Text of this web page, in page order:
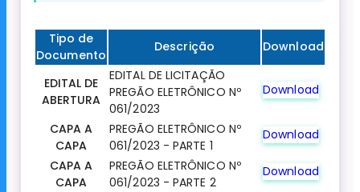
Tipo de
Documento
Descrição Download
EDITAL DE
ABERTURA
EDITAL DE LICITAÇÃO
PREGÃO ELETRÔNICO Nº
061/2023
Download
CAPA A
CAPA
PREGÃO ELETRÔNICO Nº
061/2023 - PARTE 1
Download
CAPA A
CAPA
PREGÃO ELETRÔNICO Nº
061/2023 - PARTE 2
Download